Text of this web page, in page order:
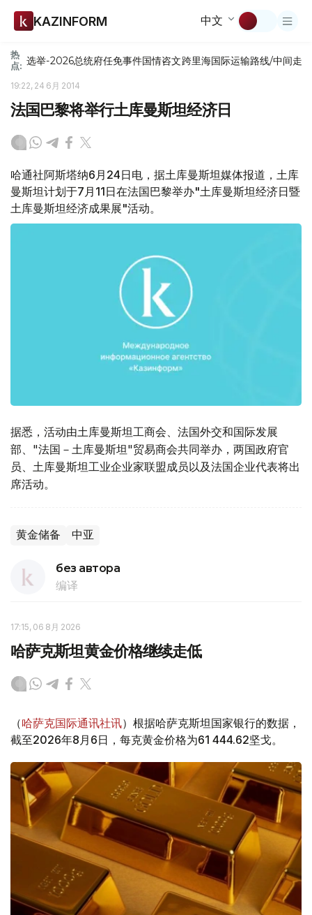
KAZINFORM 中文
热
点: 选举-2026总统府任免事件国情咨文跨里海国际运输路线/中间走廊
19:22, 24 6月 2014
法国巴黎将举行土库曼斯坦经济日
哈通社阿斯塔纳6月24日电，据土库曼斯坦媒体报道，土库
曼斯坦计划于7月11日在法国巴黎举办"土库曼斯坦经济日暨
土库曼斯坦经济成果展"活动。
据悉，活动由土库曼斯坦工商会、法国外交和国际发展
部、"法国－土库曼斯坦"贸易商会共同举办，两国政府官
员、土库曼斯坦工业企业家联盟成员以及法国企业代表将出
席活动。
黄金储备 中亚
без автора
编译
17:15, 06 8月 2026
哈萨克斯坦黄金价格继续走低
（哈萨克国际通讯社讯）根据哈萨克斯坦国家银行的数据，
截至2026年8月6日，每克黄金价格为61 444.62坚戈。